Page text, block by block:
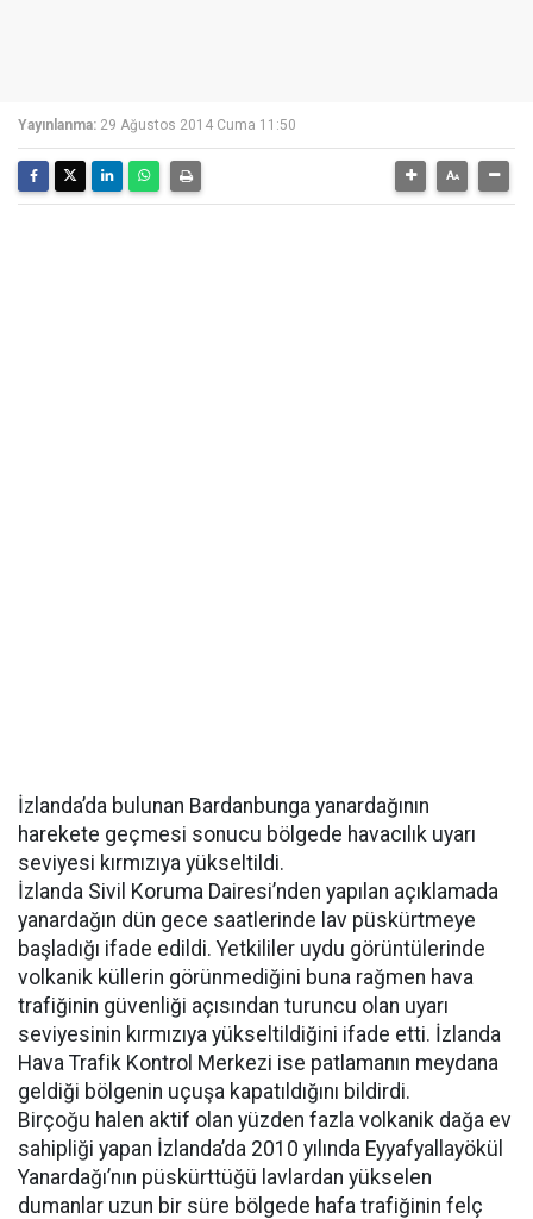
Yayınlanma: 29 Ağustos 2014 Cuma 11:50
İzlanda’da bulunan Bardanbunga yanardağının
harekete geçmesi sonucu bölgede havacılık uyarı
seviyesi kırmızıya yükseltildi.
İzlanda Sivil Koruma Dairesi’nden yapılan açıklamada
yanardağın dün gece saatlerinde lav püskürtmeye
başladığı ifade edildi. Yetkililer uydu görüntülerinde
volkanik küllerin görünmediğini buna rağmen hava
trafiğinin güvenliği açısından turuncu olan uyarı
seviyesinin kırmızıya yükseltildiğini ifade etti. İzlanda
Hava Trafik Kontrol Merkezi ise patlamanın meydana
geldiği bölgenin uçuşa kapatıldığını bildirdi.
Birçoğu halen aktif olan yüzden fazla volkanik dağa ev
sahipliği yapan İzlanda’da 2010 yılında Eyyafyallayökül
Yanardağı’nın püskürttüğü lavlardan yükselen
dumanlar uzun bir süre bölgede hafa trafiğinin felç